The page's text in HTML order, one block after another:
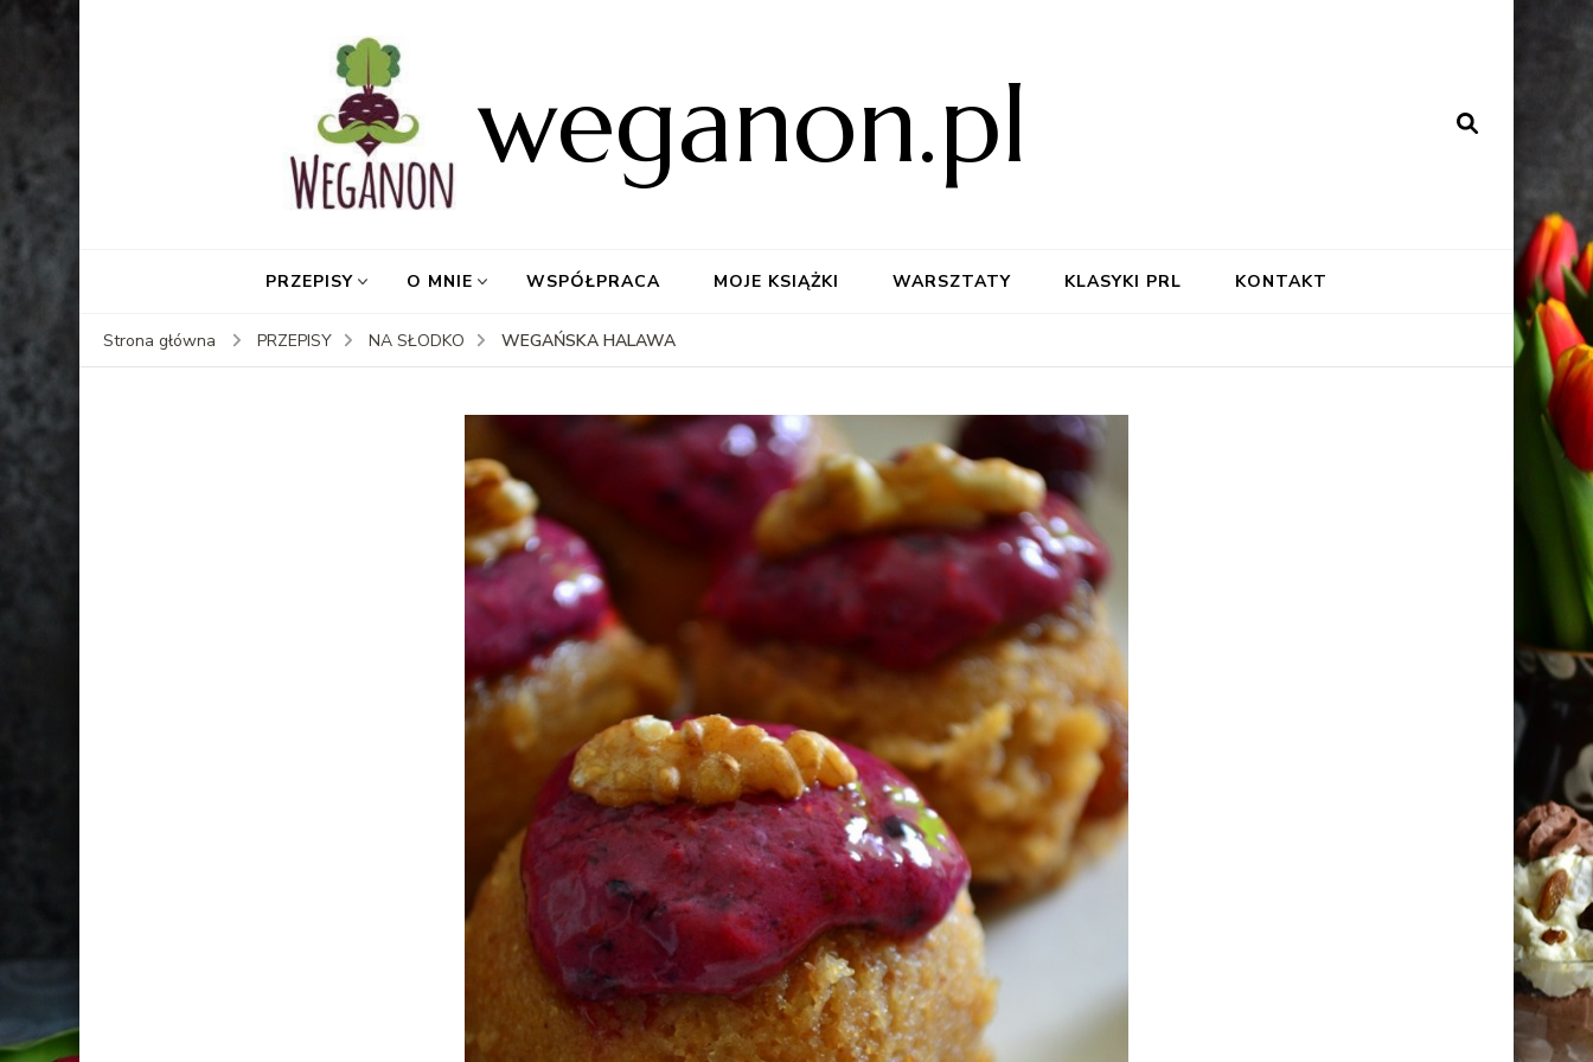
weganon.pl
PRZEPISY O MNIE WSPÓŁPRACA MOJE KSIĄŻKI WARSZTATY KLASYKI PRL KONTAKT
Strona główna PRZEPISY NA SŁODKO WEGAŃSKA HALAWA